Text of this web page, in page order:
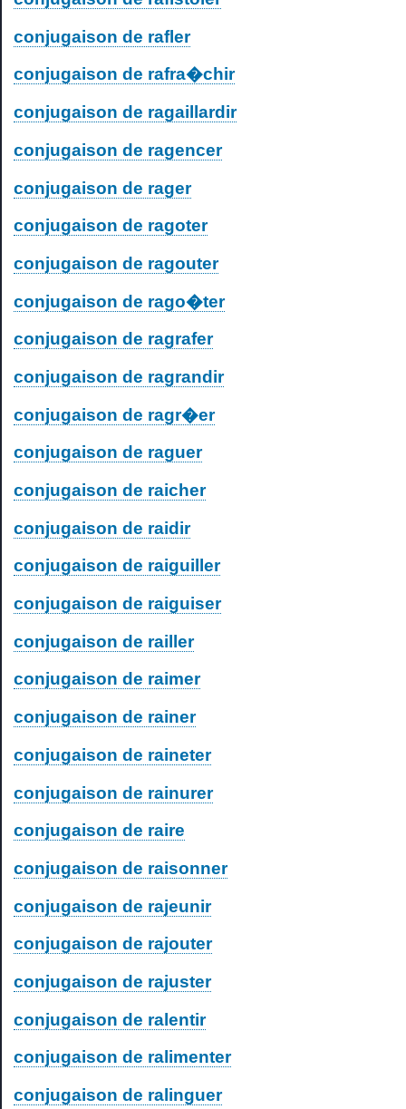
conjugaison de rafler
conjugaison de rafra�chir
conjugaison de ragaillardir
conjugaison de ragencer
conjugaison de rager
conjugaison de ragoter
conjugaison de ragouter
conjugaison de rago�ter
conjugaison de ragrafer
conjugaison de ragrandir
conjugaison de ragr�er
conjugaison de raguer
conjugaison de raicher
conjugaison de raidir
conjugaison de raiguiller
conjugaison de raiguiser
conjugaison de railler
conjugaison de raimer
conjugaison de rainer
conjugaison de raineter
conjugaison de rainurer
conjugaison de raire
conjugaison de raisonner
conjugaison de rajeunir
conjugaison de rajouter
conjugaison de rajuster
conjugaison de ralentir
conjugaison de ralimenter
conjugaison de ralinguer